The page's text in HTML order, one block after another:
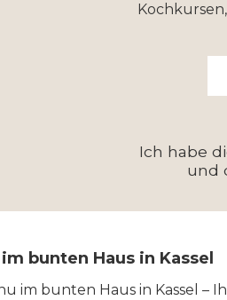
Ich habe
und
bunten Haus in Kassel
im bunten Haus in Kassel –